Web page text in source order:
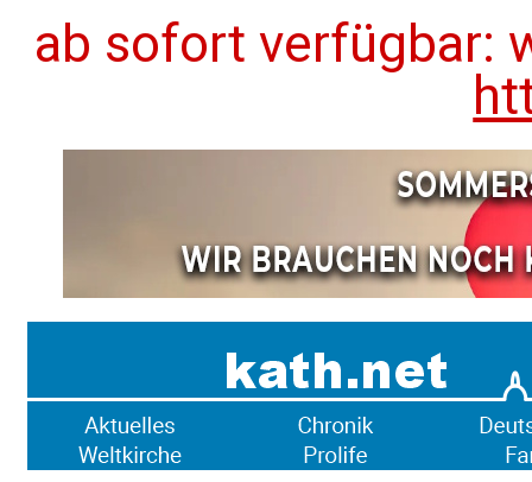
ab sofort verfügbar: